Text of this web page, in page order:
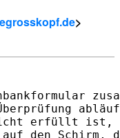
>
erfüllt ist,
auf den